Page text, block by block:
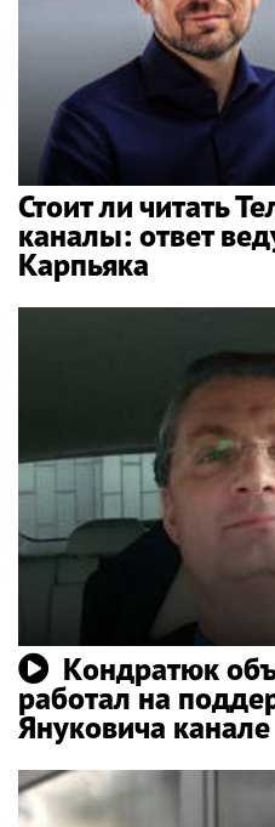
Стоит ли читать
каналы: ответ
Карпьяка
Кондратюк
работал на
Януковича канале